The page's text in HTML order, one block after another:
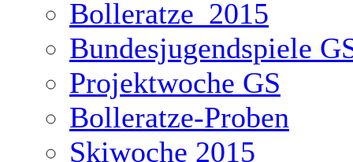
Bolleratze_2015
Bundesjugendspiele
Projektwoche GS
Bolleratze-Proben
Skiwoche 2015